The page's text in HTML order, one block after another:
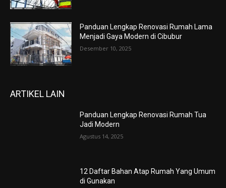
Panduan Lengkap Renovasi Rumah Lama
Menjadi Gaya Modern di Cibubur
Desember 10, 2025
ARTIKEL LAIN
Panduan Lengkap Renovasi Rumah Tua
Jadi Modern
Agustus 14, 2025
12 Daftar Bahan Atap Rumah Yang Umum
di Gunakan